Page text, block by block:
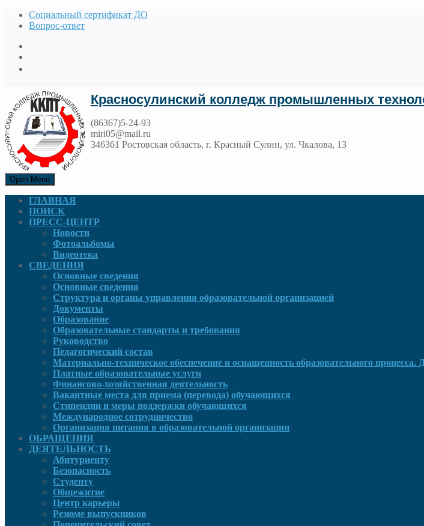
Социальный сертификат ДО
Вопрос-ответ
Красносулинский колледж промышленных
(86367)5-24-93
miri05@mail.ru
346361 Ростовская область, г. Красный Сулин, ул. Чкалова, 13
Open Menu
ГЛАВНАЯ
ПОИСК
ПРЕСС-ЦЕНТР
Новости
Фотоальбомы
Видеотека
СВЕДЕНИЯ
Основные сведения
Основные сведения
Структура и органы управления образовательной организацией
Документы
Образование
Образовательные стандарты и требования
Руководcтво
Педагогический состав
Материально-техническое обеспечение и оснащенность образовательного процесса.
Платные образовательные услуги
Финансово-хозяйственная деятельность
Вакантные места для приема (перевода) обучающихся
Стипендии и меры поддержки обучающихся
Международное сотрудничество
Организация питания в образовательной организации
ОБРАЩЕНИЯ
ДЕЯТЕЛЬНОСТЬ
Абитуриенту
Безопасность
Студенту
Общежитие
Центр карьеры
Резюме выпускников